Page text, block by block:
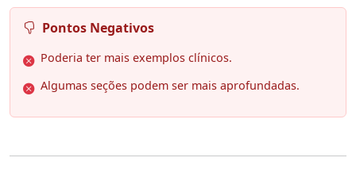
Pontos Negativos
Poderia ter mais exemplos clínicos.
Algumas seções podem ser mais aprofundadas.